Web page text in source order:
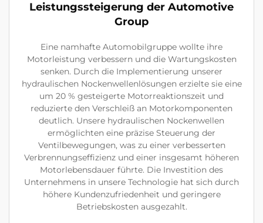
Leistungssteigerung der Automotive
Group
Eine namhafte Automobilgruppe wollte ihre
Motorleistung verbessern und die Wartungskosten
senken. Durch die Implementierung unserer
hydraulischen Nockenwellenlösungen erzielte sie eine
um 20 % gesteigerte Motorreaktionszeit und
reduzierte den Verschleiß an Motorkomponenten
deutlich. Unsere hydraulischen Nockenwellen
ermöglichten eine präzise Steuerung der
Ventilbewegungen, was zu einer verbesserten
Verbrennungseffizienz und einer insgesamt höheren
Motorlebensdauer führte. Die Investition des
Unternehmens in unsere Technologie hat sich durch
höhere Kundenzufriedenheit und geringere
Betriebskosten ausgezahlt.